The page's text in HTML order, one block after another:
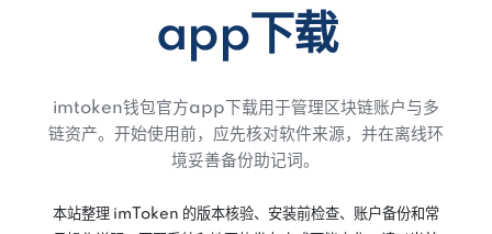
app下载
imtoken钱包官方app下载用于管理区块链账户与多
链资产。开始使用前，应先核对软件来源，并在离线环
境妥善备份助记词。
本站整理 imToken 的版本核验、安装前检查、账户备份和常